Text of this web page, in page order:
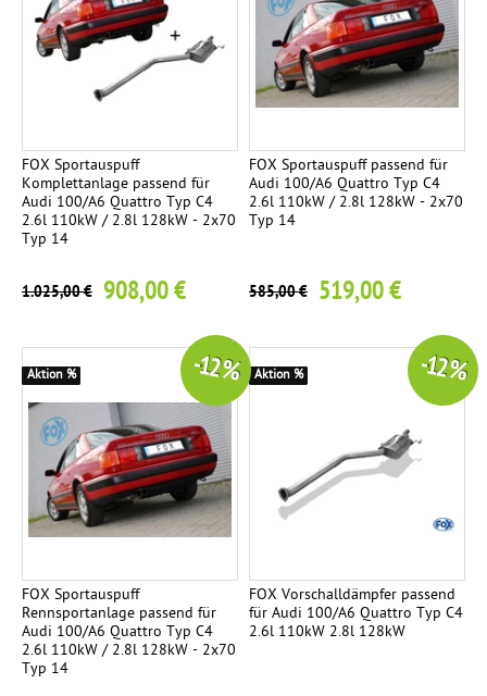
o
h
r
o
p
e
g
e
R
FOX Sportauspuff
Komplettanlage passend für
Audi 100/A6 Quattro Typ C4
2.6l 110kW / 2.8l 128kW - 2x70
Typ 14
1.025,00 € 908,00 €
FOX Sportauspuff passend für
Audi 100/A6 Quattro Typ C4
2.6l 110kW / 2.8l 128kW - 2x70
Typ 14
585,00 € 519,00 €
FOX Sportauspuff
Rennsportanlage passend für
Audi 100/A6 Quattro Typ C4
2.6l 110kW / 2.8l 128kW - 2x70
Typ 14
-12 %
Aktion %
FOX Vorschalldämpfer passend
für Audi 100/A6 Quattro Typ C4
2.6l 110kW 2.8l 128kW
-12 %
Aktion %